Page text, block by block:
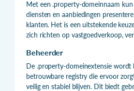
Met een .property-domeinnaam kun
diensten en aanbiedingen
klanten. Het is een uitstekende
zich richten op vastgoedverkoop,
Beheerder
De .property-domeinextensie wordt
betrouwbare registry die ervoor
veilig en stabiel blijven. Dit biedt